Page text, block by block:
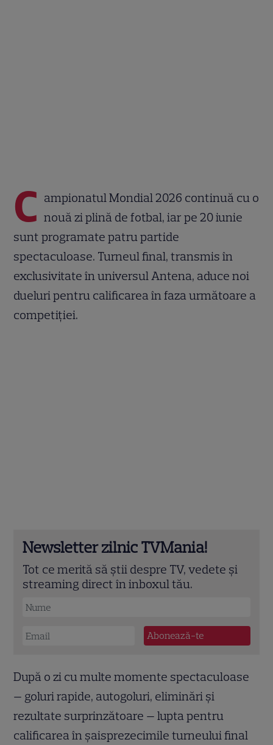
C ampionatul Mondial 2026 continuă cu o
nouă zi plină de fotbal, iar pe 20 iunie
sunt programate patru partide
spectaculoase. Turneul final, transmis în
exclusivitate în universul Antena, aduce noi
dueluri pentru calificarea în faza următoare a
competiției.
Newsletter zilnic TVMania!
Tot ce merită să știi despre TV, vedete și
streaming direct în inboxul tău.
După o zi cu multe momente spectaculoase
— goluri rapide, autogoluri, eliminări și
rezultate surprinzătoare — lupta pentru
calificarea în șaisprezecimile turneului final